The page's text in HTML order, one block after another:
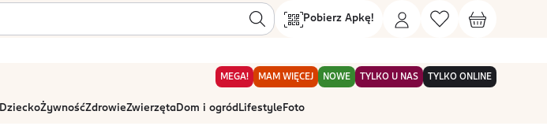
Pobierz Apkę!
MEGA! MAM WIĘCEJ NOWE TYLKO U NAS TYLKO ONLINE
DzieckoŻywnośćZdrowieZwierzętaDom i ogród Lifestyle Foto